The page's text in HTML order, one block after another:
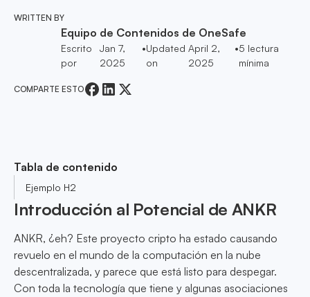
WRITTEN BY
Equipo de Contenidos de OneSafe
Escrito
por
Jan 7,
2025
•Updated
on
April 2,
2025
•5 lectura
mínima
COMPARTE ESTO
Tabla de contenido
Ejemplo H2
Introducción al Potencial de ANKR
ANKR, ¿eh? Este proyecto cripto ha estado causando
revuelo en el mundo de la computación en la nube
descentralizada, y parece que está listo para despegar.
Con toda la tecnología que tiene y algunas asociaciones